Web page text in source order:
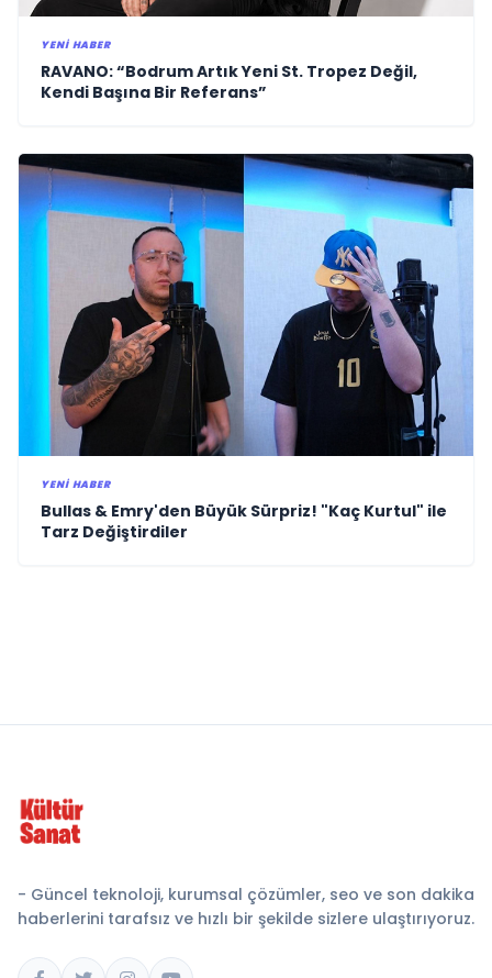
YENI HABER
RAVANO: “Bodrum Artık Yeni St. Tropez Değil,
Kendi Başına Bir Referans”
YENI HABER
Bullas & Emry'den Büyük Sürpriz! "Kaç Kurtul" ile
Tarz Değiştirdiler
- Güncel teknoloji, kurumsal çözümler, seo ve son dakika
haberlerini tarafsız ve hızlı bir şekilde sizlere ulaştırıyoruz.